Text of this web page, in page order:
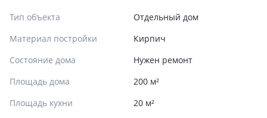
Тип объекта
Отдельный дом
Материал постройки
Кирпич
Состояние дома
Нужен ремонт
Площадь дома
200 м²
Площадь кухни
20 м²